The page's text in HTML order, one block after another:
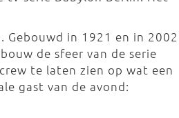
Gebouwd in 1921 en in 2002
de sfeer van de serie
te laten zien op wat een
gast van de avond: